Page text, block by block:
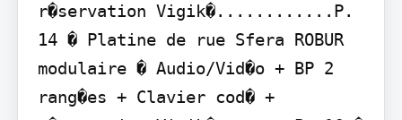
r�servation Vigik�............P.
14 � Platine de rue Sfera ROBUR
modulaire � Audio/Vid�o + BP 2
rang�es + Clavier cod� +